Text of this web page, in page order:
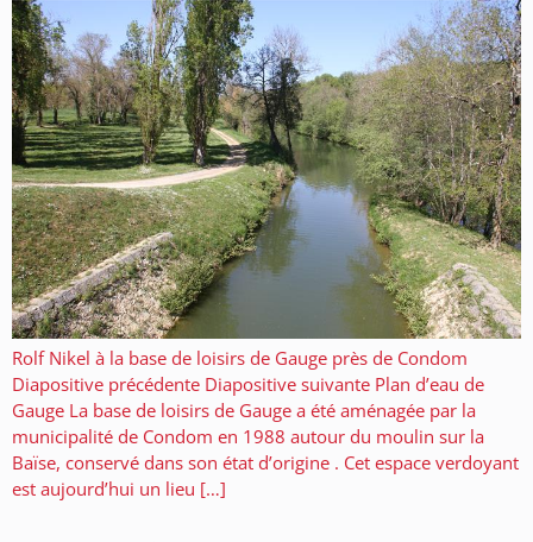
Rolf Nikel à la base de loisirs de Gauge près de Condom
Diapositive précédente Diapositive suivante Plan d’eau de
Gauge La base de loisirs de Gauge a été aménagée par la
municipalité de Condom en 1988 autour du moulin sur la
Baïse, conservé dans son état d’origine . Cet espace verdoyant
est aujourd’hui un lieu […]